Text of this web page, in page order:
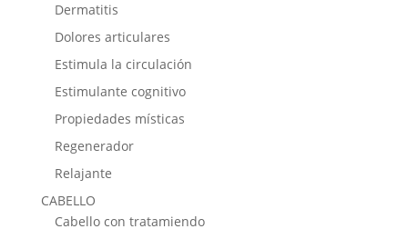
Dermatitis
Dolores articulares
Estimula la circulación
Estimulante cognitivo
Propiedades místicas
Regenerador
Relajante
CABELLO
Cabello con tratamiendo